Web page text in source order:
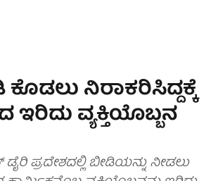
ನಿರಾಕರಿಸಿದ್ದಕ್ಕೆ
ಇರಿದು ವ್ಯಕ್ತಿಯೊಬ್ಬನ
ಪ್ರದೇಶದಲ್ಲಿ ಬೀಡಿಯನ್ನು ನೀಡಲು